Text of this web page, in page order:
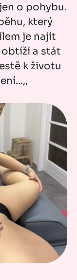
o pohybu.
který
je najít
a stát
k životu